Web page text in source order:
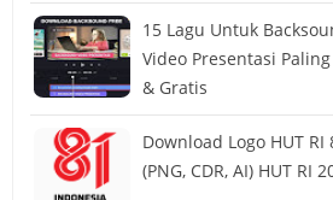
15 Lagu Untuk
Video Presentasi
& Gratis
Download Logo HUT RI
(PNG, CDR, AI) HUT RI